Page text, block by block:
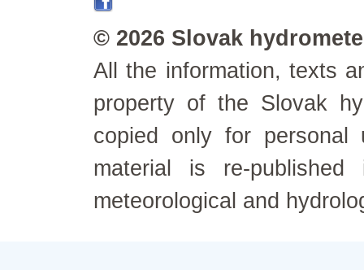
© 2026 Slovak
All the information, texts
property of the Slovak
copied only for personal
material is re-
meteorological and